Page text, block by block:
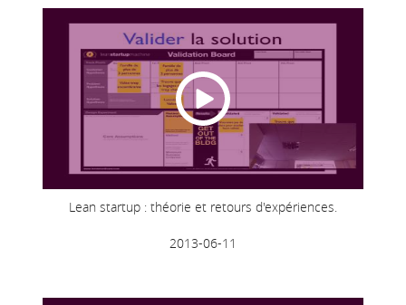
Lean startup : théorie et retours d'expériences.
2013-06-11